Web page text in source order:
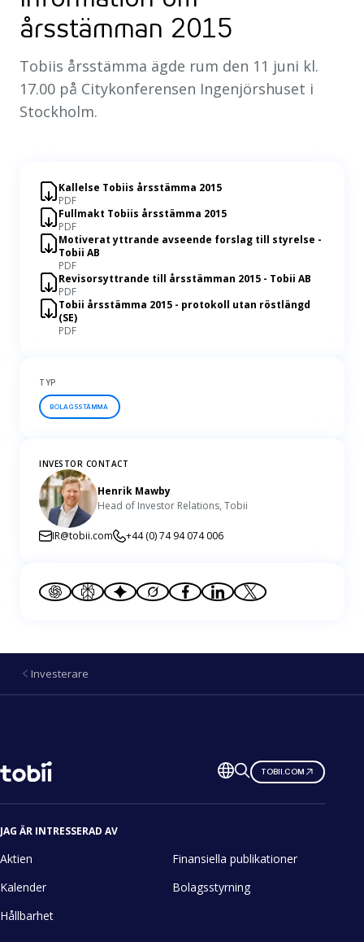
årsstämman 2015
Tobiis årsstämma ägde rum den 11 juni kl.
17.00 på Citykonferensen Ingenjörshuset i
Stockholm.
Kallelse Tobiis årsstämma 2015
PDF
Fullmakt Tobiis årsstämma 2015
PDF
Motiverat yttrande avseende forslag till styrelse -
Tobii AB
PDF
Revisorsyttrande till årsstämman 2015 - Tobii AB
PDF
Tobii årsstämma 2015 - protokoll utan röstlängd
(SE)
PDF
TYP
BOLAGSSTÄMMA
INVESTOR CONTACT
Henrik Mawby
Head of Investor Relations, Tobii
IR@tobii.com +44 (0) 74 94 074 006
Investerare
Ändra
språk
TOBII.COM
JAG ÄR INTRESSERAD AV
Aktien
Finansiella publikationer
Kalender
Bolagsstyrning
Hållbarhet